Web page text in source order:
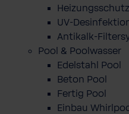
Heizungsschutz
UV-
Antikalk-
Pool & Poolwasser
Edelstahl Pool
Beton Pool
Fertig Pool
Einbau